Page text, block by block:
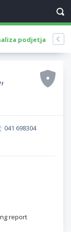
podjetja
041 698304
report